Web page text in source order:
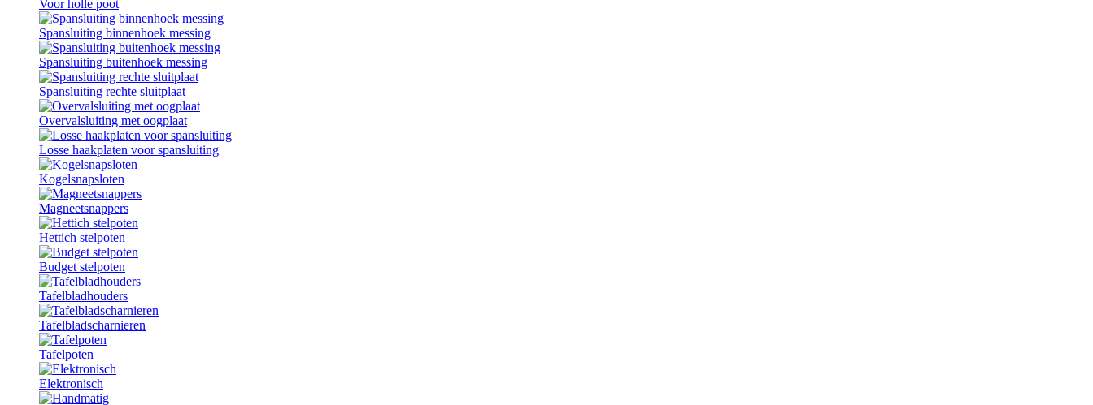
Voor holle poot
Spansluiting binnenhoek messing
Spansluiting buitenhoek messing
Spansluiting rechte sluitplaat
Overvalsluiting met oogplaat
Losse haakplaten voor spansluiting
Kogelsnapsloten
Magneetsnappers
Hettich stelpoten
Budget stelpoten
Tafelbladhouders
Tafelbladscharnieren
Tafelpoten
Elektronisch